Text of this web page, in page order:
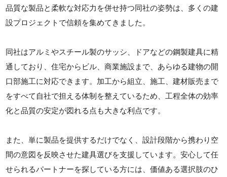
品質な製品と柔軟な対応力を併せ持つ同社の姿勢は、多くの建
設プロジェクトで信頼を集めてきました。
同社はアルミやスチール製のサッシ、ドアなどの鋼製建具に精
通しており、住宅からビル、商業施設まで、あらゆる建物の開
口部施工に対応できます。加工から組立、施工、建材販売まで
をすべて自社で担える体制を整えているため、工程全体の効率
化と品質の安定が図れる点も大きな利点です。
また、単に製品を提供するだけでなく、設計段階から携わり空
間の意図を反映させた建具選びを支援しています。安心して任
せられるパートナーを探している方には、価値ある選択肢のひ